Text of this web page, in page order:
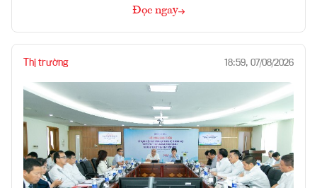
Đọc ngay
Thị trường 18:59, 07/08/2026